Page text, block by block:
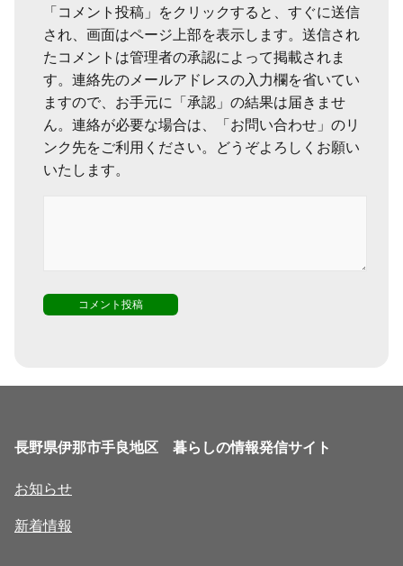
「コメント投稿」をクリックすると、すぐに送信
され、画面はページ上部を表示します。送信され
たコメントは管理者の承認によって掲載されま
す。連絡先のメールアドレスの入力欄を省いてい
ますので、お手元に「承認」の結果は届きませ
ん。連絡が必要な場合は、「お問い合わせ」のリ
ンク先をご利用ください。どうぞよろしくお願い
いたします。
長野県伊那市手良地区 暮らしの情報発信サイト
お知らせ
新着情報